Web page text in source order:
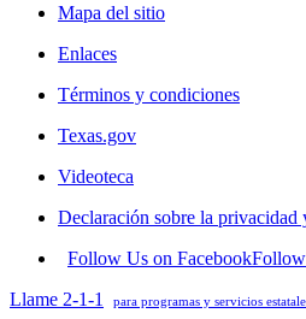
Mapa del sitio
Enlaces
Términos y condiciones
Texas.gov
Videoteca
Declaración sobre la
Follow Us on Facebook
Llame 2-1-1
para programas y servicios